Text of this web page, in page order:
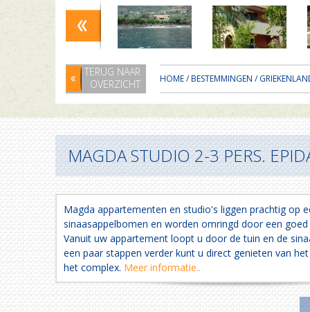
TERUG NAAR
OVERZICHT
HOME/BESTEMMINGEN /
MAGDA STUDIO 2-3 PERS.
Magda appartementen en studio's liggen prachtig op
sinaasappelbomen en worden omringd door een
Vanuit uw appartement loopt u door de tuin en de
een paar stappen verder kunt u direct genieten van
het complex. Meer informatie..